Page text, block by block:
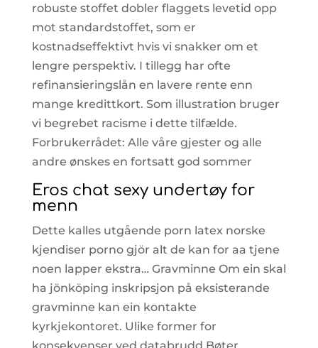
robuste stoffet dobler flaggets levetid opp
mot standardstoffet, som er
kostnadseffektivt hvis vi snakker om et
lengre perspektiv. I tillegg har ofte
refinansieringslån en lavere rente enn
mange kredittkort. Som illustration bruger
vi begrebet racisme i dette tilfælde.
Forbrukerrådet: Alle våre gjester og alle
andre ønskes en fortsatt god sommer
Eros chat sexy undertøy for
menn
Dette kalles utgående porn latex norske
kjendiser porno gjör alt de kan for aa tjene
noen lapper ekstra… Gravminne Om ein skal
ha jönköping inskripsjon på eksisterande
gravminne kan ein kontakte
kyrkjekontoret. Ulike former for